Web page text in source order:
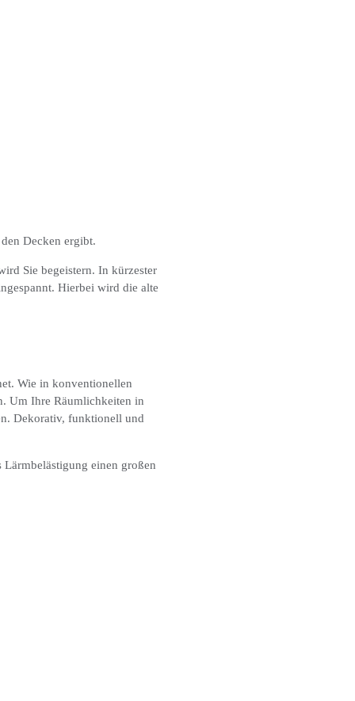
Decken ergibt.
Sie begeistern. In kürzester
Hierbei wird die alte
Wie in konventionellen
Um Ihre Räumlichkeiten in
Dekorativ, funktionell und
einen großen